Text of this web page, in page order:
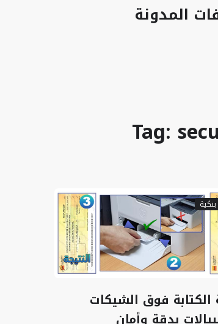
المدونة
Tag:
الكتابة فوق الشيكات
بدقة وأمان